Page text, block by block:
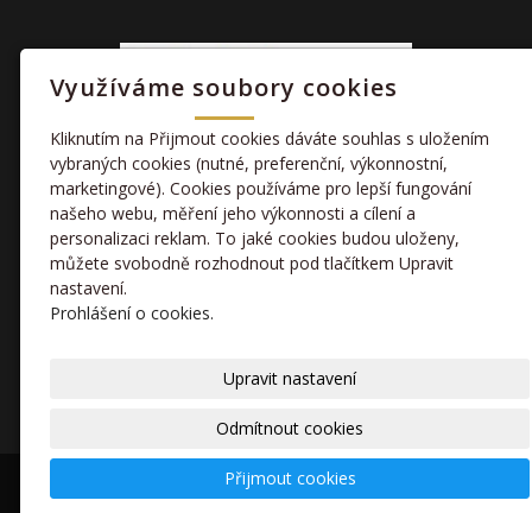
TAKÉ NÁS NAJDETE
kamera
© 2020 Sportovní klub
Využíváme soubory cookies
Kliknutím na Přijmout cookies dáváte souhlas s uložením
vybraných cookies (nutné, preferenční, výkonnostní,
marketingové). Cookies používáme pro lepší fungování
našeho webu, měření jeho výkonnosti a cílení a
personalizaci reklam. To jaké cookies budou uloženy,
můžete svobodně rozhodnout pod tlačítkem Upravit
nastavení.
Prohlášení o cookies.
Upravit nastavení
Odmítnout cookies
Přijmout cookies